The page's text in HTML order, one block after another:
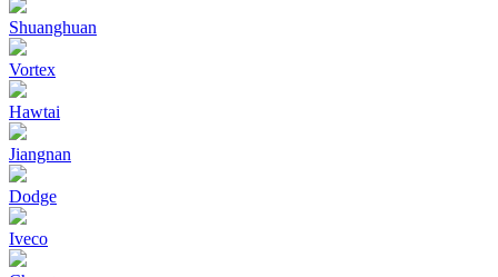
Shuanghuan
Vortex
Hawtai
Jiangnan
Dodge
Iveco